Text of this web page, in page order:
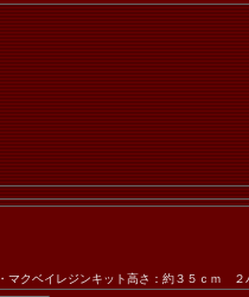
マクベイレジンキット高さ：約３５ｃｍ ２